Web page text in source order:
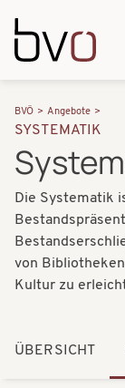
P
f
a
d
n
a
v
g
BVÖ Angebote
SYSTEMATIK
Die Systematik
von
Kultur zu
ÜBERSICHT